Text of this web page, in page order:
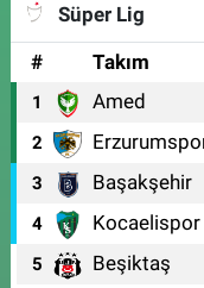
Süper Lig
#
Takım
1 Amed
2
3 Başakşehir
4 Kocaelispor
5 Beşiktaş